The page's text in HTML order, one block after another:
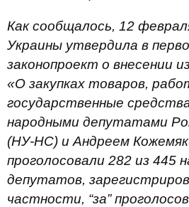
Как сообщалось, 12
Украины утвердила в
законопроект о внесении
«О закупках товаров,
государственные
народными депутатами
(НУ-НС) и Андреем
проголосовали 282 из 445
депутатов,
частности, “за”